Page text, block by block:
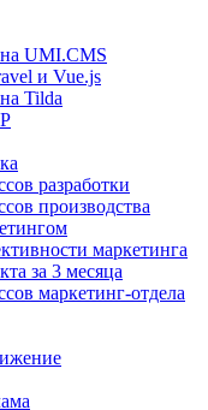
на UMI.CMS
и Vue.js
Tilda
разработки
производства
маркетинга
за 3 месяца
маркетинг-отдела